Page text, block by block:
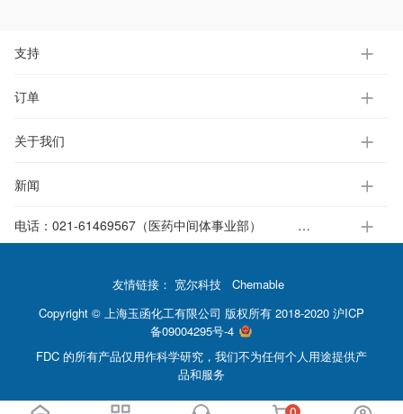
支持
订单
关于我们
新闻
电话： 021-61469567（医药中间体事业部）
友情链接： 宽尔科技
Chemable
Copyright © 上海玉函化工有限公司 版权所有 2018-2020 沪ICP
备09004295号-4
FDC 的所有产品仅用作科学研究，我们不为任何个人用途提供产
品和服务